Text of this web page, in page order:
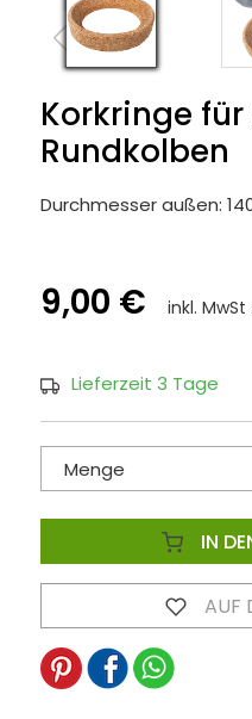
Korkringe für
Rundkolben
Durchmesser außen:
9,00 € inkl. MwSt
Lieferzeit 3 Tage
Menge
IN
AUF